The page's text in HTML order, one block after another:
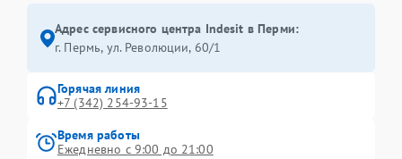
Адрес сервисного центра Indesit в Перми:
г. Пермь, ул. ​Революции, 60/1
Горячая линия
+7 (342) 254-93-15
Время работы
Ежедневно с 9:00 до 21:00